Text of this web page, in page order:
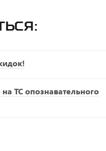
ТС опознавательного